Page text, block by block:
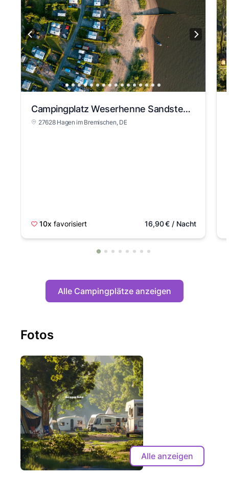
Campingplatz Weserhenne Sandstedt – Ihr Rückzugsort direkt am Weserufer!
27628 Hagen im Bremischen, DE
10x favorisiert 16,90€/ Nacht
Alle Campingplätze anzeigen
Fotos
Alle anzeigen